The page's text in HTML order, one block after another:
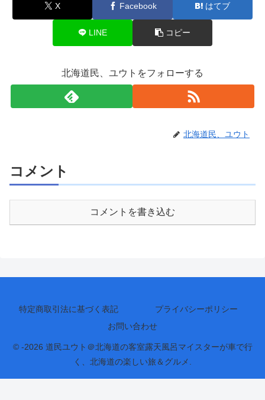
X Facebook はてブ
LINE コピー
北海道民、ユウトをフォローする
北海道民、ユウト
コメント
コメントを書き込む
特定商取引法に基づく表記
プライバシーポリシー
お問い合わせ
© -2026 道民ユウト＠北海道の客室露天風呂マイスターが車で行
く、北海道の楽しい旅＆グルメ.